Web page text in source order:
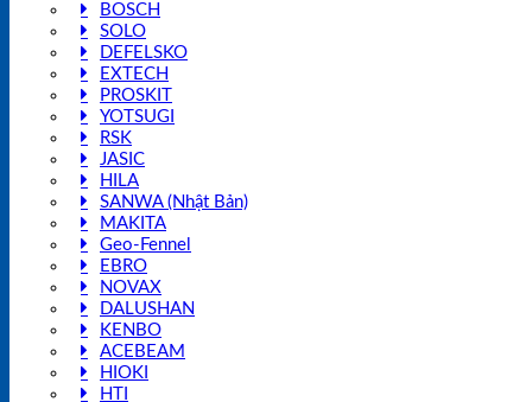
BOSCH
SOLO
DEFELSKO
EXTECH
PROSKIT
YOTSUGI
RSK
JASIC
HILA
SANWA (Nhật Bản)
MAKITA
Geo-Fennel
EBRO
NOVAX
DALUSHAN
KENBO
ACEBEAM
HIOKI
HTI